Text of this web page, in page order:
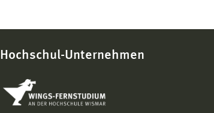
Hochschul-Unternehmen